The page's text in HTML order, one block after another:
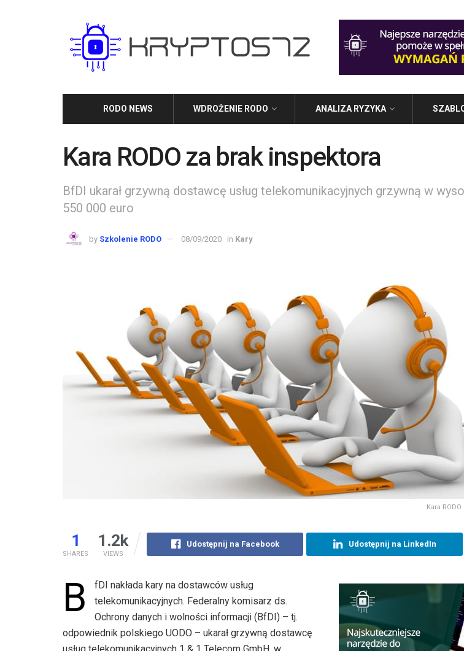
RODO NEWS WDROŻENIE RODO ANALIZA RYZYKA
Kara RODO za brak inspektora
BfDI ukarał grzywną dostawcę usług telekomunikacyjnych grzywną w
550 000 euro
by Szkolenie RODO 08/09/2020 in Kary
Kara
1
SHARES
1.2k
VIEWS
Udostępnij na Facebook Udostępnij na LinkedIn
B
fDI nakłada kary na dostawców usług
telekomunikacyjnych. Federalny komisarz ds.
Ochrony danych i wolności informacji (BfDI) – tj.
odpowiednik polskiego UODO – ukarał grzywną dostawcę